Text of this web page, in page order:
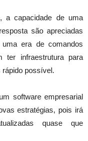
a capacidade de uma
são apreciadas
era de comandos
ter infraestrutura para
possível.
software empresarial
estratégias, pois irá
quase que